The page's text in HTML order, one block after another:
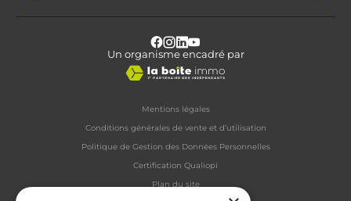
Facebook
Profile
Instagram
Profile
LinkedIn
Profile
Profile
Un organisme encadré par
Mentions légales
Conditions générales de vente et d’utilisation
Politique de Gestion des Données Personnelles
Certification Qualiopi
Plan du site